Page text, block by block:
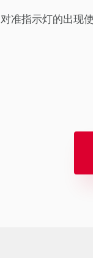
对准指示灯的出现